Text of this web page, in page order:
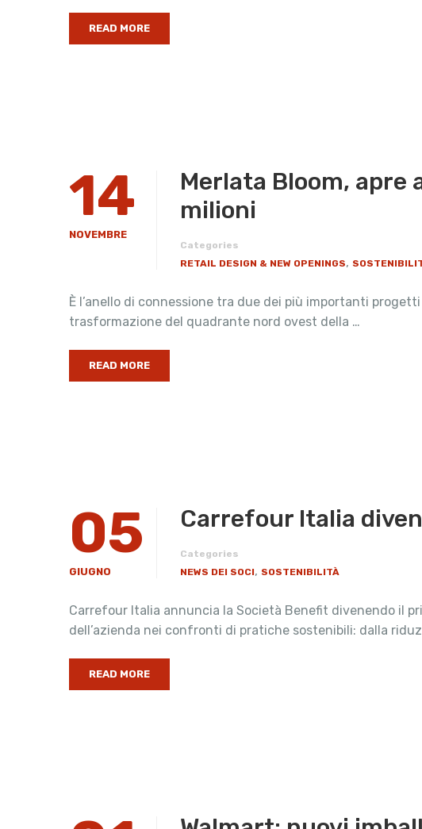
READ MORE
14
NOVEMBRE
Merlata Bloom, apre
milioni
Categories
RETAIL DESIGN & NEW OPENINGS,
È l’anello di connessione tra due dei più importanti
trasformazione del quadrante nord ovest della …
READ MORE
05
GIUGNO
Carrefour Italia
Categories
NEWS DEI SOCI, SOSTENIBILITÀ
Carrefour Italia annuncia la Società Benefit divenendo il
dell’azienda nei confronti di pratiche sostenibili: dalla
READ MORE